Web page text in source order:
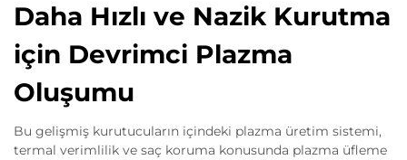
Daha Hızlı ve Nazik Kurutma
için Devrimci Plazma
Oluşumu
Bu gelişmiş kurutucuların içindeki plazma üretim sistemi,
termal verimlilik ve saç koruma konusunda plazma üfleme